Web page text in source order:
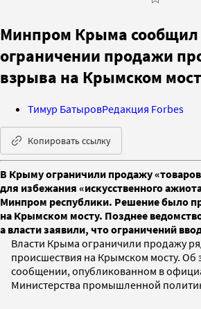
Минпром Крыма сообщил
ограничении продажи
взрыва на Крымском
Тимур БатыровРедакция Forbes
Копировать ссылку
В Крыму ограничили продажу
для избежания «искусственного
Минпром республики. Решение было
на Крымском мосту. Позднее
а власти заявили, что ограничений
Власти Крыма ограничили продажу
происшествия на Крымском мосту. Об
сообщении, опубликованном в
Министерства промышленной